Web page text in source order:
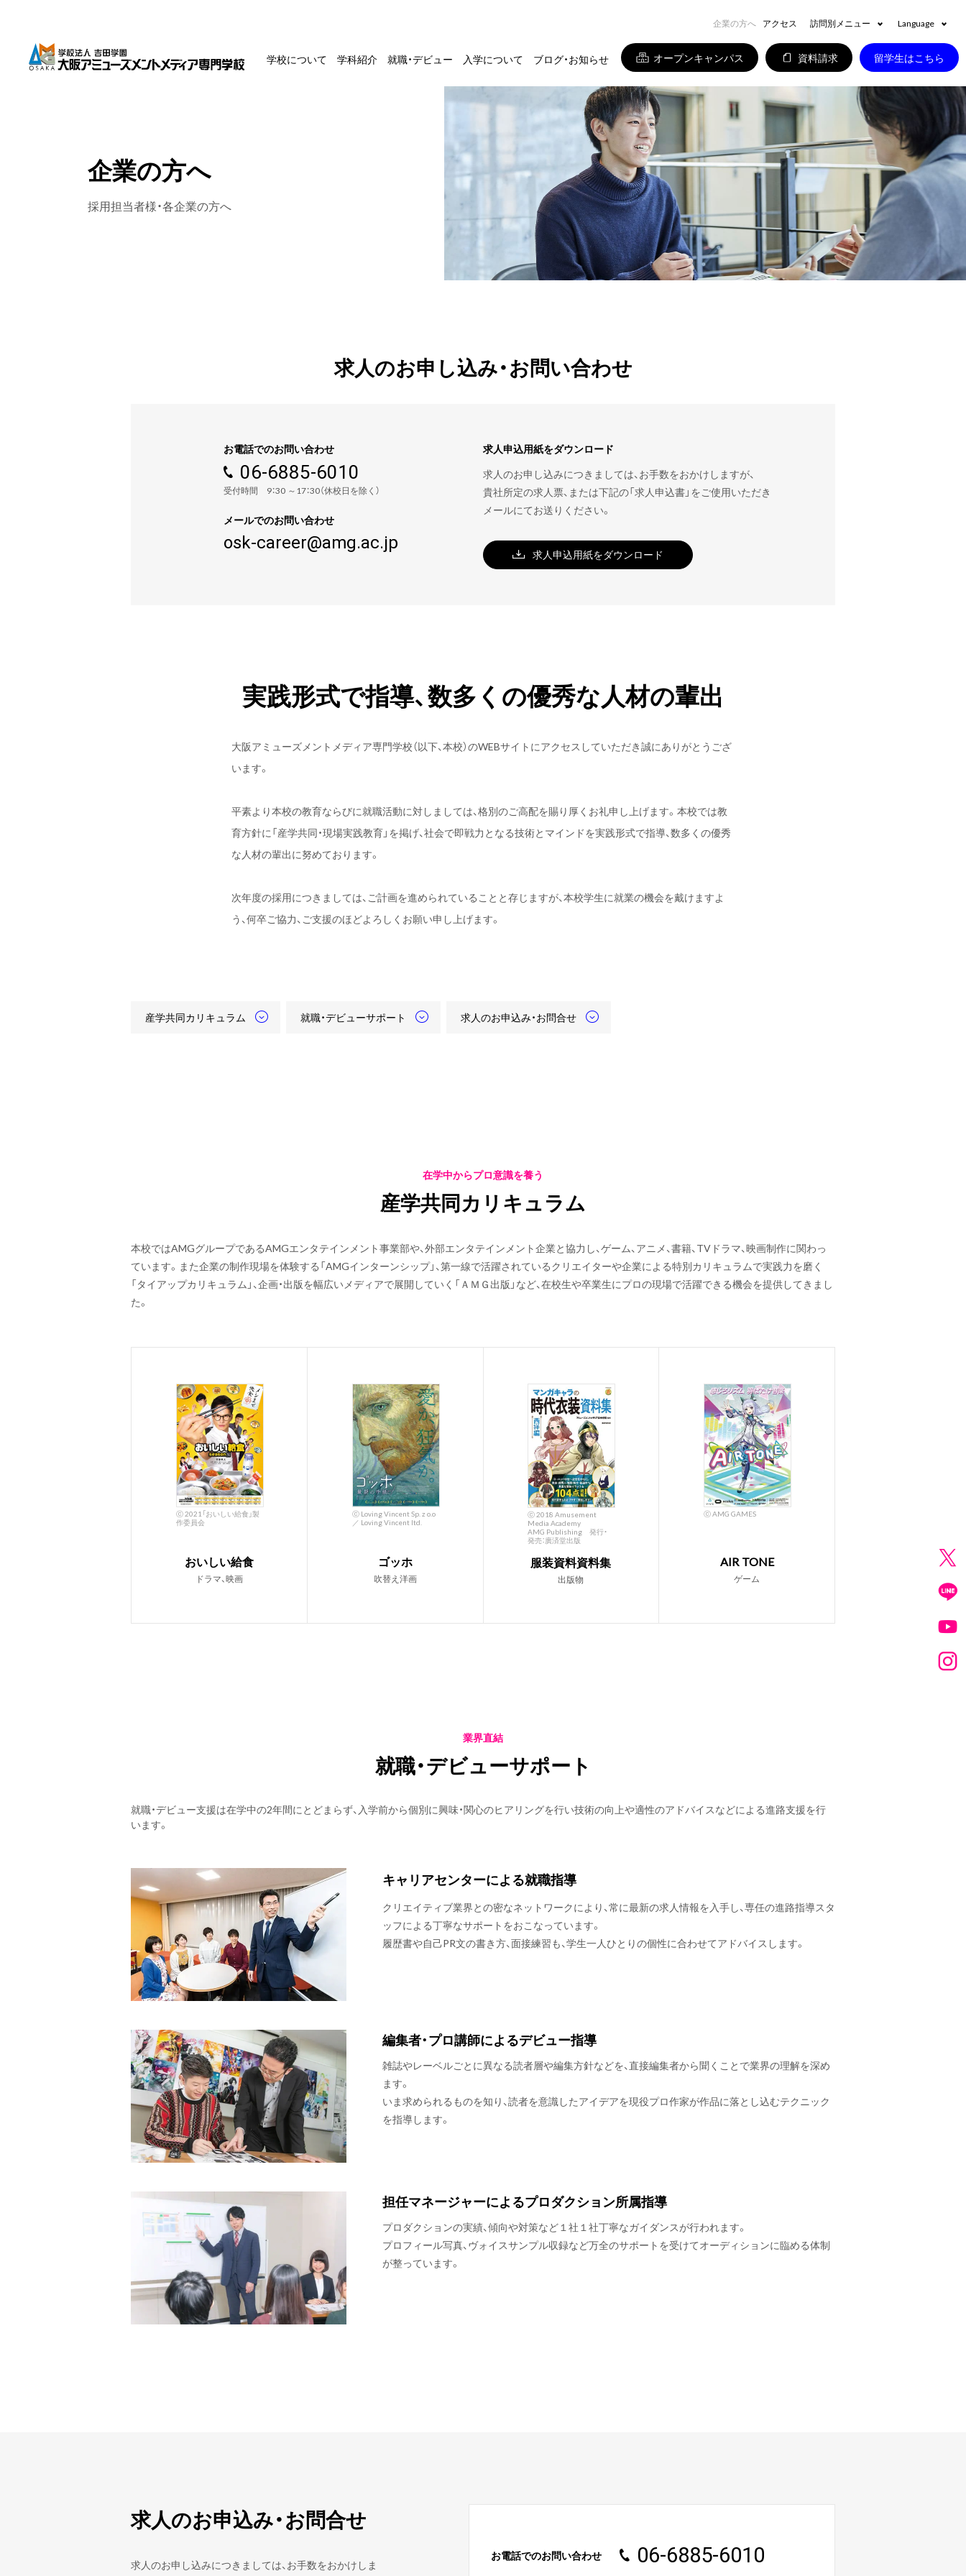
アクセス 訪問別メニュー Language
学校について 学科紹介 就職・デビュー 入学について ブログ・お知らせ オープンキャンパス 資料請求 留学生はこちら
企業の方へ
採用担当者様・各企業の方へ
企業の方へ
求人のお申し込み・お問い合わせ
お電話でのお問い合わせ
06-6885-6010
受付時間 9：30 ～17：30（休校日を除く）
メールでのお問い合わせ
osk-career@amg.ac.jp
求人申込用紙をダウンロード
求人のお申し込みにつきましては、お手数をおかけしますが、
貴社所定の求人票、または下記の「求人申込書」をご使用いただき
メールにてお送りください。
求人申込用紙をダウンロード
実践形式で指導、数多くの優秀な人材の輩出
大阪アミューズメントメディア専門学校（以下、本校）のWEBサイトにアクセスしていただき誠にありがとうござ
います。
平素より本校の教育ならびに就職活動に対しましては、格別のご高配を賜り厚くお礼申し上げます。本校では教
育方針に「産学共同・現場実践教育」を掲げ、社会で即戦力となる技術とマインドを実践形式で指導、数多くの優秀
な人材の輩出に努めております。
次年度の採用につきましては、ご計画を進められていることと存じますが、本校学生に就業の機会を戴けますよ
う、何卒ご協力、ご支援のほどよろしくお願い申し上げます。
産学共同カリキュラム 就職・デビューサポート 求人のお申込み・お問合せ
在学中からプロ意識を養う
産学共同カリキュラム
本校ではAMGグループであるAMGエンタテインメント事業部や、外部エンタテインメント企業と協力し、ゲーム、アニメ、書籍、TVドラマ、映画制作に関わっ
ています。また企業の制作現場を体験する「AMGインターンシップ」、第一線で活躍されているクリエイターや企業による特別カリキュラムで実践力を磨く
「タイアップカリキュラム」、企画・出版を幅広いメディアで展開していく「ＡＭＧ出版」など、在校生や卒業生にプロの現場で活躍できる機会を提供してきまし
た。
ⓒ 2021「おいしい給食」製
作委員会
おいしい給食
ドラマ、映画
ⓒ Loving Vincent Sp. z o.o
／ Loving Vincent ltd.
ゴッホ
吹替え洋画
ⓒ 2018 Amusement
Media Academy
AMG Publishing 発行・
発売：廣済堂出版
服装資料資料集
出版物
ⓒ AMG GAMES
AIR TONE
ゲーム
業界直結
就職・デビューサポート
就職・デビュー支援は在学中の2年間にとどまらず、入学前から個別に興味・関心のヒアリングを行い技術の向上や適性のアドバイスなどによる進路支援を行
います。
キャリアセンターによる就職指導
クリエイティブ業界との密なネットワークにより、常に最新の求人情報を入手し、専任の進路指導スタ
ッフによる丁寧なサポートをおこなっています。
履歴書や自己PR文の書き方、面接練習も、学生一人ひとりの個性に合わせてアドバイスします。
編集者・プロ講師によるデビュー指導
雑誌やレーベルごとに異なる読者層や編集方針などを、直接編集者から聞くことで業界の理解を深め
ます。
いま求められるものを知り、読者を意識したアイデアを現役プロ作家が作品に落とし込むテクニック
を指導します。
担任マネージャーによるプロダクション所属指導
プロダクションの実績、傾向や対策など１社１社丁寧なガイダンスが行われます。
プロフィール写真、ヴォイスサンプル収録など万全のサポートを受けてオーディションに臨める体制
が整っています。
求人のお申込み・お問合せ
求人のお申し込みにつきましては、お手数をおかけしま
お電話でのお問い合わせ 06-6885-6010